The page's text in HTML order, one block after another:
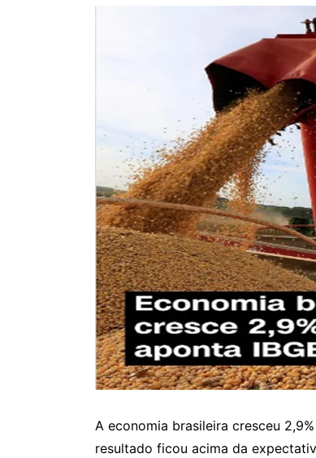
A economia brasileira cresceu
resultado ficou acima da